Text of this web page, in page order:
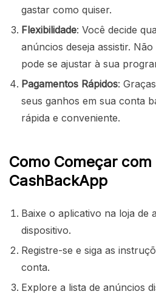
gastar como quiser.
Flexibilidade: Você decide
anúncios deseja assistir.
pode se ajustar à sua
Pagamentos Rápidos:
seus ganhos em sua conta
rápida e conveniente.
Como Começar com
CashBackApp
Baixe o aplicativo na loja de
dispositivo.
Registre-se e siga as
conta.
Explore a lista de anúncios